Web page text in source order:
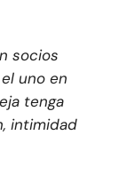
socios
uno en
tenga
intimidad